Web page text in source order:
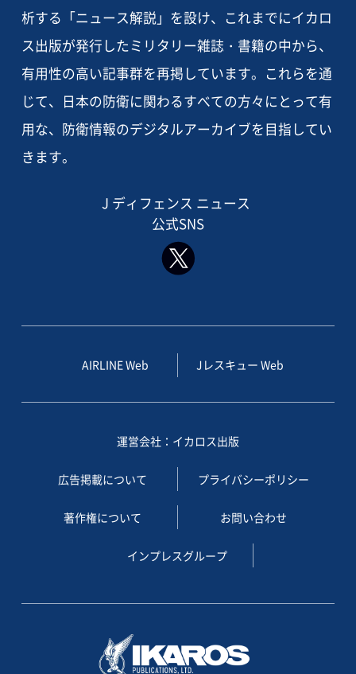
析する「ニュース解説」を設け、これまでにイカロ
ス出版が発行したミリタリー雑誌・書籍の中から、
有用性の高い記事群を再掲しています。これらを通
じて、日本の防衛に関わるすべての方々にとって有
用な、防衛情報のデジタルアーカイブを目指してい
きます。
J ディフェンス ニュース
公式SNS
AIRLINE Web Jレスキュー Web
運営会社：イカロス出版
広告掲載について プライバシーポリシー
著作権について お問い合わせ
インプレスグループ